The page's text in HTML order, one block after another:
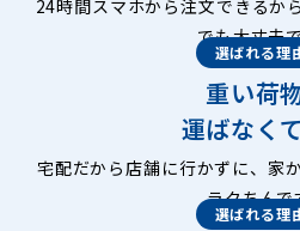
24時間スマホから注文できるか
でも大丈夫
選ばれる理
重い荷
運ばなく
宅配だから店舗に行かずに、家
ラクちんで
選ばれる理